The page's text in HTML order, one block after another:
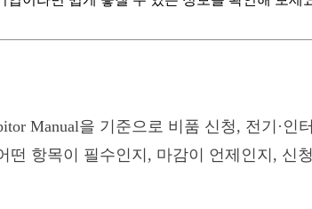
Manual을 기준으로 비품 신청, 전기·인
항목이 필수인지, 마감이 언제인지, 신